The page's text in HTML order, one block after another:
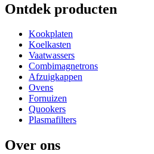
Ontdek producten
Kookplaten
Koelkasten
Vaatwassers
Combimagnetrons
Afzuigkappen
Ovens
Fornuizen
Quookers
Plasmafilters
Over ons